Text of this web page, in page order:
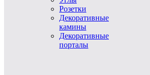
Розетки
Декоративные
камины
Декоративные
порталы